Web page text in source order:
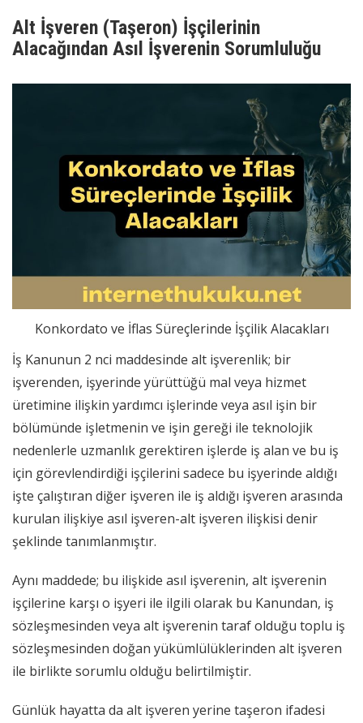
Alt İşveren (Taşeron) İşçilerinin
Alacağından Asıl İşverenin Sorumluluğu
Konkordato ve İflas Süreçlerinde İşçilik Alacakları
İş Kanunun 2 nci maddesinde alt işverenlik; bir
işverenden, işyerinde yürüttüğü mal veya hizmet
üretimine ilişkin yardımcı işlerinde veya asıl işin bir
bölümünde işletmenin ve işin gereği ile teknolojik
nedenlerle uzmanlık gerektiren işlerde iş alan ve bu iş
için görevlendirdiği işçilerini sadece bu işyerinde aldığı
işte çalıştıran diğer işveren ile iş aldığı işveren arasında
kurulan ilişkiye asıl işveren-alt işveren ilişkisi denir
şeklinde tanımlanmıştır.
Aynı maddede; bu ilişkide asıl işverenin, alt işverenin
işçilerine karşı o işyeri ile ilgili olarak bu Kanundan, iş
sözleşmesinden veya alt işverenin taraf olduğu toplu iş
sözleşmesinden doğan yükümlülüklerinden alt işveren
ile birlikte sorumlu olduğu belirtilmiştir.
Günlük hayatta da alt işveren yerine taşeron ifadesi